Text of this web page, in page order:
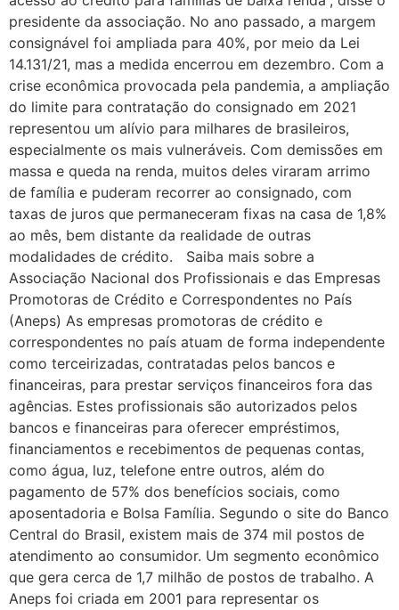
presidente da associação. No ano passado, a margem
consignável foi ampliada para 40%, por meio da Lei
14.131/21, mas a medida encerrou em dezembro. Com a
crise econômica provocada pela pandemia, a ampliação
do limite para contratação do consignado em 2021
representou um alívio para milhares de brasileiros,
especialmente os mais vulneráveis. Com demissões em
massa e queda na renda, muitos deles viraram arrimo
de família e puderam recorrer ao consignado, com
taxas de juros que permaneceram fixas na casa de 1,8%
ao mês, bem distante da realidade de outras
modalidades de crédito. Saiba mais sobre a
Associação Nacional dos Profissionais e das Empresas
Promotoras de Crédito e Correspondentes no País
(Aneps) As empresas promotoras de crédito e
correspondentes no país atuam de forma independente
como terceirizadas, contratadas pelos bancos e
financeiras, para prestar serviços financeiros fora das
agências. Estes profissionais são autorizados pelos
bancos e financeiras para oferecer empréstimos,
financiamentos e recebimentos de pequenas contas,
como água, luz, telefone entre outros, além do
pagamento de 57% dos benefícios sociais, como
aposentadoria e Bolsa Família. Segundo o site do Banco
Central do Brasil, existem mais de 374 mil postos de
atendimento ao consumidor. Um segmento econômico
que gera cerca de 1,7 milhão de postos de trabalho. A
Aneps foi criada em 2001 para representar os